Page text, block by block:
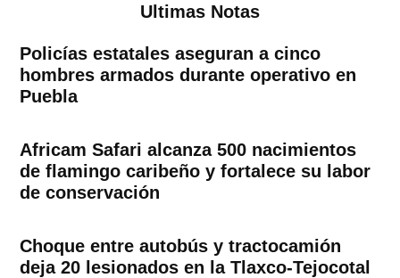
Ultimas Notas
Policías estatales aseguran a cinco
hombres armados durante operativo en
Puebla
Africam Safari alcanza 500 nacimientos
de flamingo caribeño y fortalece su labor
de conservación
Choque entre autobús y tractocamión
deja 20 lesionados en la Tlaxco-Tejocotal